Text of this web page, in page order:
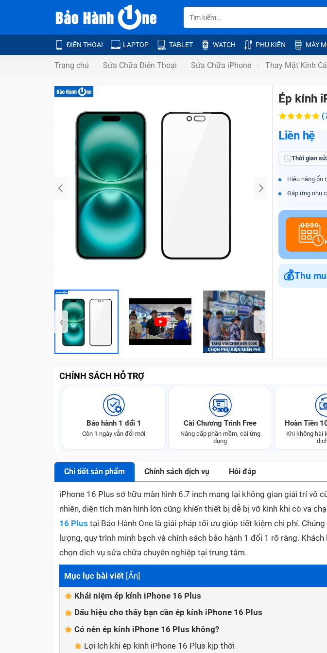
ĐIỆN THOẠI LAPTOP TABLET WATCH PHỤ KIỆN MÁY
Trang chủ Sửa Chữa Điện Thoại Sửa Chữa iPhone Thay Mặt Kính
Bảo Hành
‹ ›
Ép kính
Liên hệ
Thời gian
Hiệu năng ổn
Đáp ứng nhu
💰Thu
CHÍNH SÁCH HỖ TRỢ
Bảo hành 1 đổi 1
Còn 1 ngày vẫn đổi mới
Cài Chương Trình Free
Nâng cấp phần mềm, cài ứng
dụng
Hoàn Tiền
Khi không hài
Chi tiết sản phẩm Chính sách dịch vụ Hỏi đáp
iPhone 16 Plus sở hữu màn hình 6.7 inch mang lại không gian giải trí vô
nhiên, diện tích màn hình lớn cũng khiến thiết bị dễ bị vỡ kính khi có va
16 Plus tại Bảo Hành One là giải pháp tối ưu giúp tiết kiệm chi phí.
lượng, quy trình minh bạch và chính sách bảo hành 1 đổi 1 rõ ràng.
chọn dịch vụ sửa chữa chuyên nghiệp tại trung tâm.
Mục lục bài viết [Ẩn]
Khái niệm ép kính iPhone 16 Plus
Dấu hiệu cho thấy bạn cần ép kính iPhone 16 Plus
Có nên ép kính iPhone 16 Plus không?
Lợi ích khi ép kính iPhone 16 Plus kịp thời